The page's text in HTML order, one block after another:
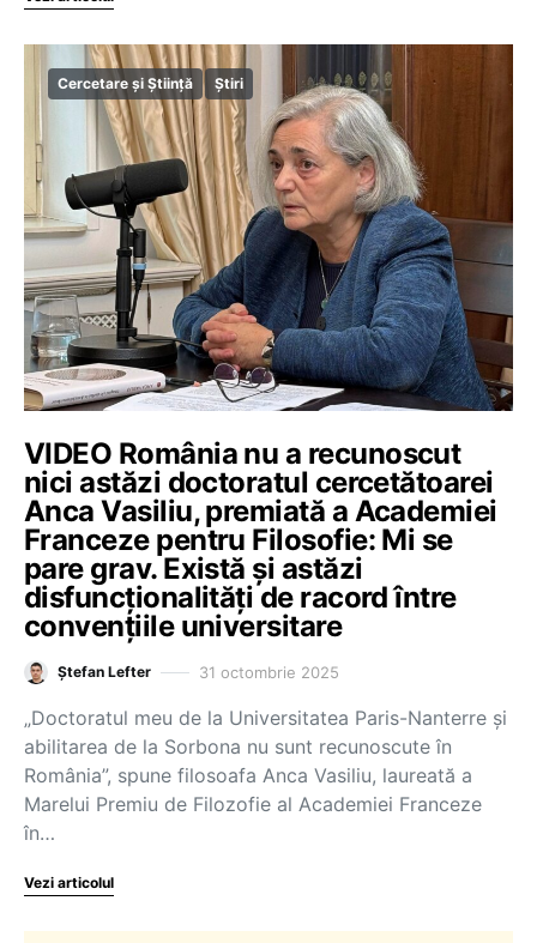
Cercetare și Știință Știri
VIDEO România nu a recunoscut
nici astăzi doctoratul cercetătoarei
Anca Vasiliu, premiată a Academiei
Franceze pentru Filosofie: Mi se
pare grav. Există și astăzi
disfuncționalități de racord între
convențiile universitare
Ștefan Lefter 31 octombrie 2025
„Doctoratul meu de la Universitatea Paris-Nanterre și
abilitarea de la Sorbona nu sunt recunoscute în
România”, spune filosoafa Anca Vasiliu, laureată a
Marelui Premiu de Filozofie al Academiei Franceze
în…
Vezi articolul